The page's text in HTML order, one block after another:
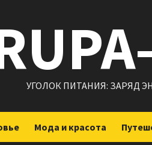
УГОЛОК ПИТАНИЯ: ЗАРЯД
Мода и красота